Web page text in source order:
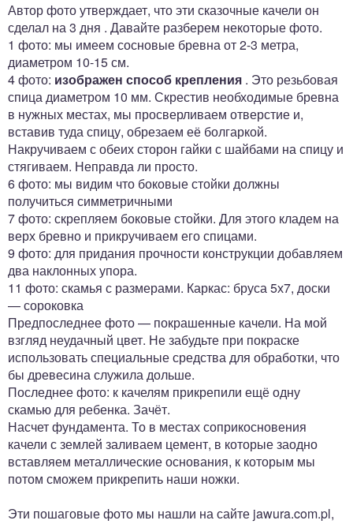
Автор фото утверждает, что эти сказочные качели он
сделал на 3 дня . Давайте разберем некоторые фото.
1 фото: мы имеем сосновые бревна от 2-3 метра,
диаметром 10-15 см.
4 фото: изображен способ крепления . Это резьбовая
спица диаметром 10 мм. Скрестив необходимые бревна
в нужных местах, мы просверливаем отверстие и,
вставив туда спицу, обрезаем её болгаркой.
Накручиваем с обеих сторон гайки с шайбами на спицу и
стягиваем. Неправда ли просто.
6 фото: мы видим что боковые стойки должны
получиться симметричными
7 фото: скрепляем боковые стойки. Для этого кладем на
верх бревно и прикручиваем его спицами.
9 фото: для придания прочности конструкции добавляем
два наклонных упора.
11 фото: скамья с размерами. Каркас: бруса 5х7, доски
— сороковка
Предпоследнее фото — покрашенные качели. На мой
взгляд неудачный цвет. Не забудьте при покраске
использовать специальные средства для обработки, что
бы древесина служила дольше.
Последнее фото: к качелям прикрепили ещё одну
скамью для ребенка. Зачёт.
Насчет фундамента. То в местах соприкосновения
качели с землей заливаем цемент, в которые заодно
вставляем металлические основания, к которым мы
потом сможем прикрепить наши ножки.
Эти пошаговые фото мы нашли на сайте jawura.com.pl,